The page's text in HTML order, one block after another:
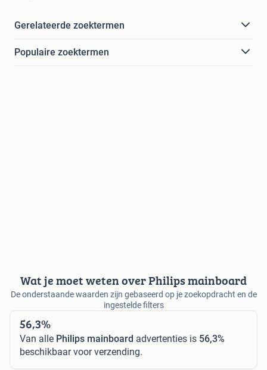
Gerelateerde zoektermen
Populaire zoektermen
Wat je moet weten over Philips mainboard
De onderstaande waarden zijn gebaseerd op je zoekopdracht en de
ingestelde filters
56,3%
Van alle Philips mainboard advertenties is 56,3%
beschikbaar voor verzending.